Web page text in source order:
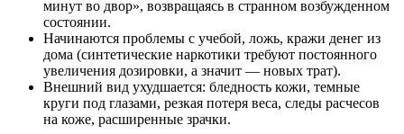
минут во двор», возвращаясь в странном возбужденном
состоянии.
Начинаются проблемы с учебой, ложь, кражи денег из
дома (синтетические наркотики требуют постоянного
увеличения дозировки, а значит — новых трат).
Внешний вид ухудшается: бледность кожи, темные
круги под глазами, резкая потеря веса, следы расчесов
на коже, расширенные зрачки.